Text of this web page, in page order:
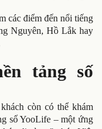
các điểm đến nổi tiếng
Nguyên, Hồ Lắk hay
tảng số
còn có thể khám
số YooLife – một ứng